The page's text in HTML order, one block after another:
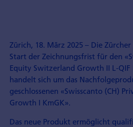
Zürich, 18. März 2025 – Die
Start der Zeichnungsfrist für den
Equity Switzerland Growth II L-QIF
handelt sich um das
geschlossenen «Swisscanto (CH)
Growth I KmGK».
Das neue Produkt ermöglicht